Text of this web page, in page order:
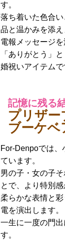
す。
落ち着いた色合
品と温かみを添え
電報メッセージ
「ありがとう」
婚祝いアイテムで
記憶に残る
プリザー
ブーケベ
For-Denpoでは
ています。
男の子・女の子
とで、より特別感
柔らかな表情と
電を演出します。
一生に一度の門
す。